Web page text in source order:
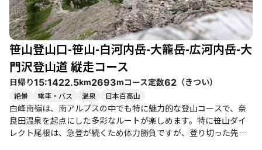
笹山登山口-笹山-白河内岳-大籠岳-広河内岳-大
門沢登山道 縦走コース
日帰り15:1422.5km2693mコース定数62 （きつい）
絶景 電車・バス 温泉 日本百高山
白峰南嶺は、南アルプスの中でも特に魅力的な登山コースで、奈
良田温泉を起点にした多彩なルートが楽しめます。特に笹山ダイ
レクト尾根は、急登が続くため体力勝負ですが、登り切った先に